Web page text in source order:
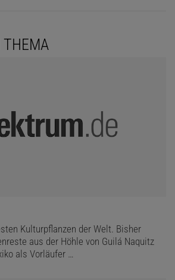
THEMA
Kulturpflanzen der Welt. Bisher
aus der Höhle von Guilá Naquitz
als Vorläufer …